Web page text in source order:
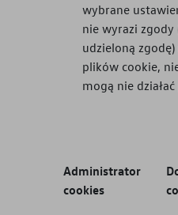
wybrane
nie wyrazi
udzieloną
plików cookie,
mogą nie
Administrator
cookies